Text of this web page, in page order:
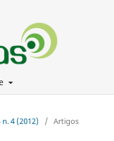
n. 4 (2012) / Artigos